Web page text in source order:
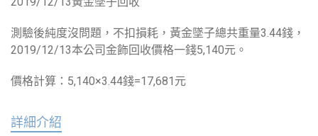
測驗後純度沒問題，不扣損耗，黃金墜子總共重量3.44錢，
2019/12/13本公司金飾回收價格一錢5,140元。
價格計算：5,140×3.44錢=17,681元
詳細介紹